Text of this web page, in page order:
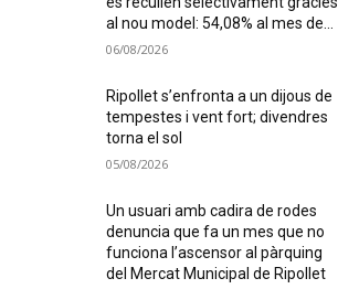
al nou model: 54,08% al mes de...
06/08/2026
Ripollet s’enfronta a un dijous de
tempestes i vent fort; divendres
torna el sol
05/08/2026
Un usuari amb cadira de rodes
denuncia que fa un mes que no
funciona l’ascensor al pàrquing
del Mercat Municipal de Ripollet